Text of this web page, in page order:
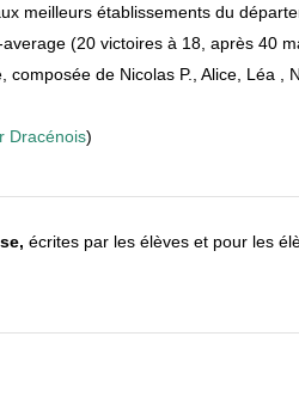
meilleurs établissements du
(20 victoires à 18, après 40
composée de Nicolas P., Alice, Léa
Dracénois)
écrites par les élèves et pour les